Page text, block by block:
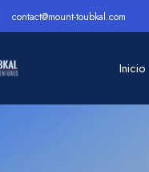
contact@mount-toubkal.com
Inicio